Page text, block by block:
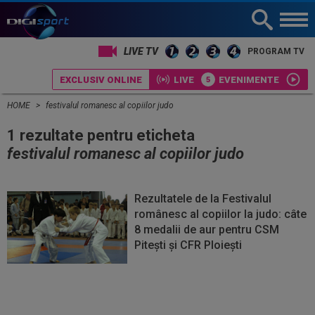
LIVE TV PROGRAM TV
EXCLUSIV ONLINE LIVE EVENIMENTE
HOME festivalul romanesc al copiilor judo
1 rezultate pentru eticheta
festivalul romanesc al copiilor judo
Rezultatele de la Festivalul
românesc al copiilor la judo: câte
8 medalii de aur pentru CSM
Pitești și CFR Ploiești